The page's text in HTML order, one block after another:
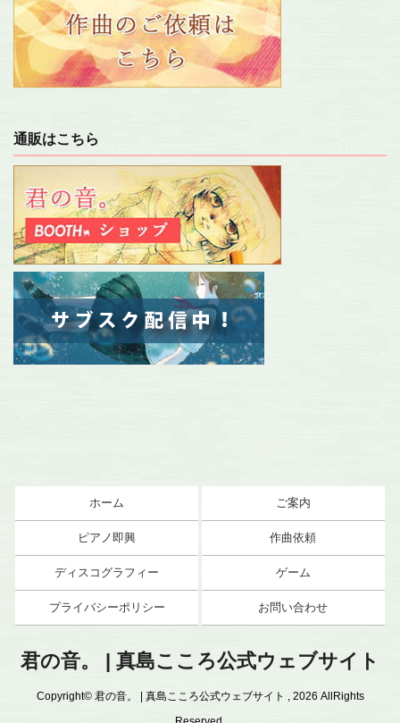
通販はこちら
ホーム ご案内
ピアノ即興 作曲依頼
ディスコグラフィー ゲーム
プライバシーポリシー お問い合わせ
君の音。 | 真島こころ公式ウェブサイト
Copyright© 君の音。 | 真島こころ公式ウェブサイト , 2026 AllRights